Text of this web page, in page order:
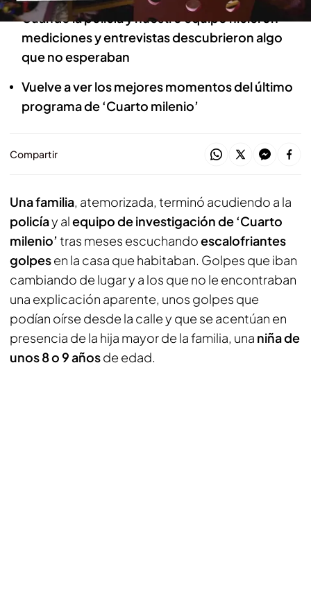
Cuando la policía y nuestro equipo hicieron
mediciones y entrevistas descubrieron algo
que no esperaban
Vuelve a ver los mejores momentos del último
programa de ‘Cuarto milenio’
Compartir
Una familia, atemorizada, terminó acudiendo a la
policíay alequipo de investigación de ‘Cuarto
milenio’tras meses escuchandoescalofriantes
golpesen la casa que habitaban. Golpes que iban
cambiando de lugar y a los que no le encontraban
una explicación aparente, unos golpes que
podían oírse desde la calle y que se acentúan en
presencia de la hija mayor de la familia, una niña de
unos 8 o 9 añosde edad.